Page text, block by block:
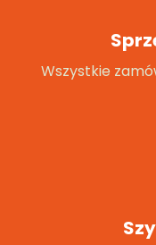
Wszystkie